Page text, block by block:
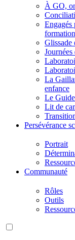
À GO,
Engagés
Glissade
Journées
La
enfance
Le
Lit de
Persévérance
Portrait
Communauté
Rôles
Outils